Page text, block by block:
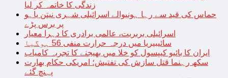
زندگی کا خاتمہ کر لیا
حماس کی قید سے رہا ہونیوالے اسرائیلی شہری نیتن یاہو
پر برس پڑے
اسرائیلی بربریت، عالمی برادری کا دہرا معیار
سائیبیریا میں درجہ حرارت منفی 56 ہوگیا
ایران کا بائیو کیپسول کو خلا میں بھیجنے کا تجربہ کامیاب
سکھ رہنما قتل سازش کی تفتیش؛ امریکی حکام بھارت
پہنچ گئے